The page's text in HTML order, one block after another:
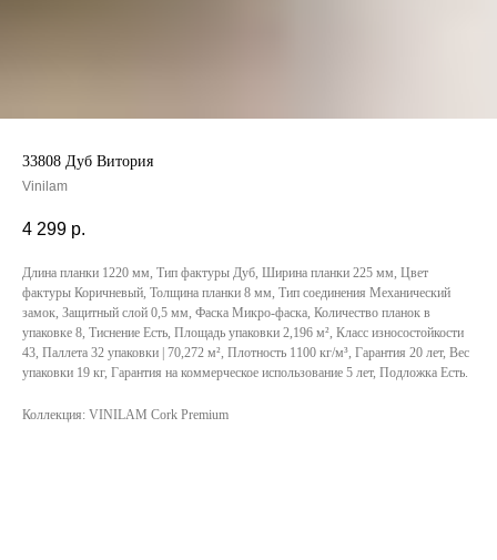
33808 Дуб Витория
Vinilam
4 299 р.
Длина планки 1220 мм, Тип фактуры Дуб, Ширина планки 225 мм, Цвет
фактуры Коричневый, Толщина планки 8 мм, Тип соединения Механический
замок, Защитный слой 0,5 мм, Фаска Микро-фаска, Количество планок в
упаковке 8, Тиснение Есть, Площадь упаковки 2,196 м², Класс износостойкости
43, Паллета 32 упаковки | 70,272 м², Плотность 1100 кг/м³, Гарантия 20 лет, Вес
упаковки 19 кг, Гарантия на коммерческое использование 5 лет, Подложка Есть.
Коллекция: VINILAM Cork Premium